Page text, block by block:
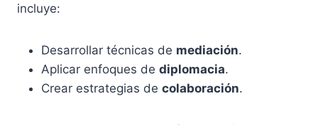
incluye:
Desarrollar técnicas de mediación.
Aplicar enfoques de diplomacia.
Crear estrategias de colaboración.